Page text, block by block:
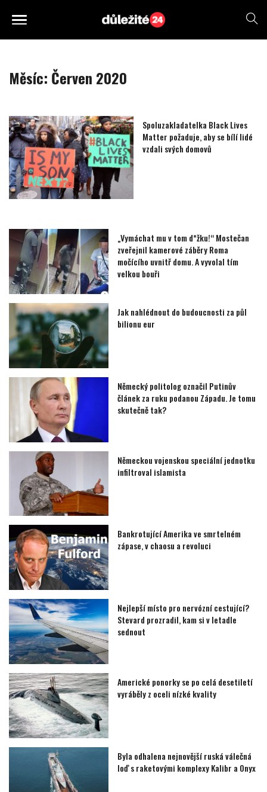
Měsíc: Červen 2020
Spoluzakladatelka Black Lives
Matter požaduje, aby se bílí lidé
vzdali svých domovů
„Vymáchat mu v tom d*žku!“ Mostečan
zveřejnil kamerové záběry Roma
močícího uvnitř domu. A vyvolal tím
velkou bouři
Jak nahlédnout do budoucnosti za půl
bilionu eur
Německý politolog označil Putinův
článek za ruku podanou Západu. Je tomu
skutečně tak?
Německou vojenskou speciální jednotku
infiltroval islamista
Bankrotující Amerika ve smrtelném
zápase, v chaosu a revoluci
Nejlepší místo pro nervózní cestující?
Stevard prozradil, kam si v letadle
sednout
Americké ponorky se po celá desetiletí
vyráběly z oceli nízké kvality
Byla odhalena nejnovější ruská válečná
loď s raketovými komplexy Kalibr a Onyx